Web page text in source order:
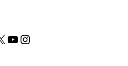
YouTube Instagram